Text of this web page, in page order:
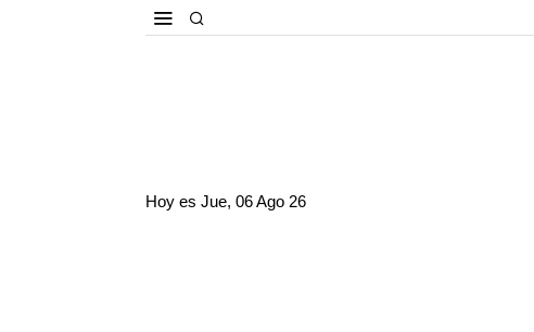
Hoy esJue, 06 Ago 26